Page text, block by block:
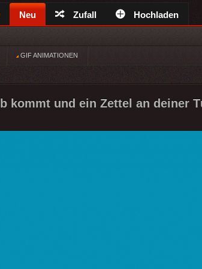
Neu Zufall Hochladen
GIF ANIMATIONEN
kommt und ein Zettel an deiner